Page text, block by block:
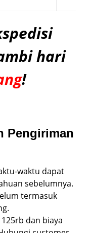
hari
!
Pengiriman
waktu dapat
sebelumnya.
termasuk
dan biaya